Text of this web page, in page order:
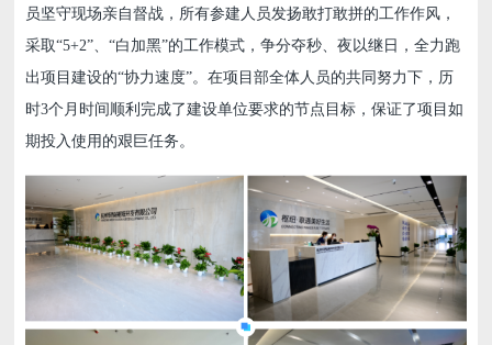
员坚守现场亲自督战，所有参建人员发扬敢打敢拼的工作作风，
采取“5+2”、“白加黑”的工作模式，争分夺秒、夜以继日，全力跑
出项目建设的“协力速度”。在项目部全体人员的共同努力下，历
时3个月时间顺利完成了建设单位要求的节点目标，保证了项目如
期投入使用的艰巨任务。